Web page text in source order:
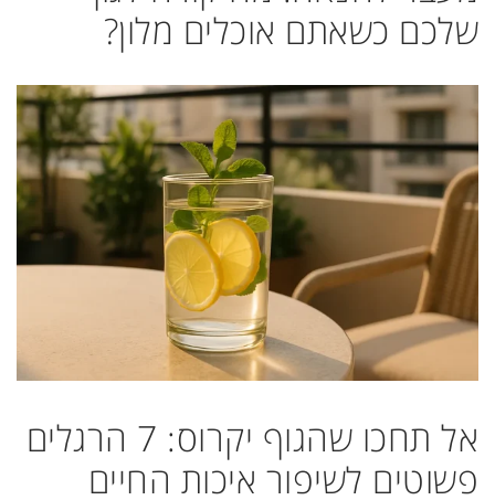
שלכם כשאתם אוכלים מלון?
אל תחכו שהגוף יקרוס: 7 הרגלים
פשוטים לשיפור איכות החיים